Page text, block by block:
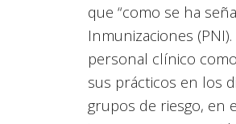
que “como se ha
Inmunizaciones
personal clínico
sus prácticos en los
grupos de riesgo, en